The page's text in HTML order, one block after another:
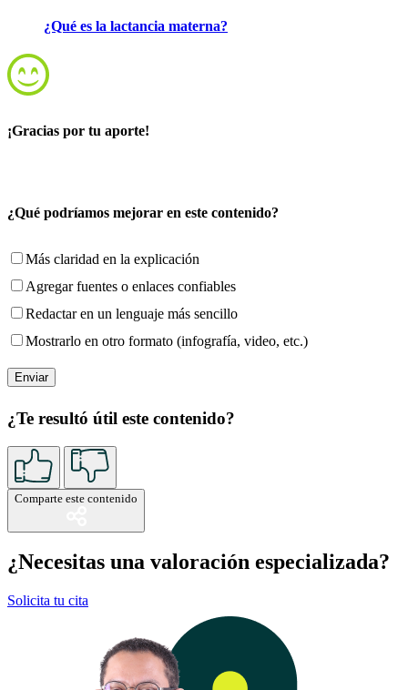
¿Qué es la lactancia materna?
¡Gracias por tu aporte!
¿Qué podríamos mejorar en este contenido?
Más claridad en la explicación
Agregar fuentes o enlaces confiables
Redactar en un lenguaje más sencillo
Mostrarlo en otro formato (infografía, video, etc.)
¿Te resultó útil este contenido?
Comparte este contenido
¿Necesitas una valoración especializada?
Solicita tu cita